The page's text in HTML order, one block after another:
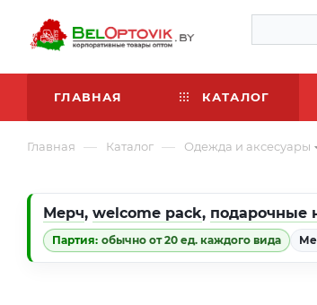
ГЛАВНАЯ КАТАЛОГ
Главная — Каталог — Одежда и аксесуары
Мерч, welcome pack, подарочные
Партия: обычно от 20 ед. каждого вида